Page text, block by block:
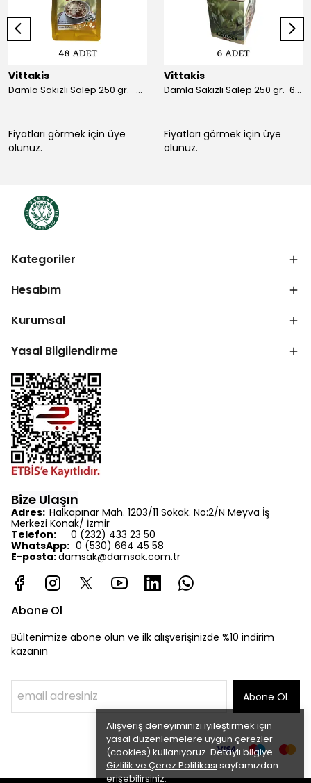
Alışveriş deneyiminizi iyileştirmek için
yasal düzenlemelere uygun çerezler
(cookies) kullanıyoruz. Detaylı bilgiye
Gizlilik ve Çerez Politikası sayfamızdan
erişebilirsiniz.
Vittakis
Damla Sakızlı Salep 250 gr.- Koli İçi 48'li (250 gr x 6 Ad x 8 )
Fiyatları görmek için üye
olunuz.
Vittakis
Damla Sakızlı Salep 250 gr.-6 lı Paket
Fiyatları görmek için üye
olunuz.
Kategoriler
Hesabım
Kurumsal
Yasal Bilgilendirme
Bize Ulaşın
Adres: Halkapınar Mah. 1203/11 Sokak. No:2/N Meyva İş
Merkezi Konak/ İzmir
Telefon: 0 (232) 433 23 50
WhatsApp: 0 (530) 664 45 58
E-posta:damsak@damsak.com.tr
Abone Ol
Bültenimize abone olun ve ilk alışverişinizde %10 indirim
kazanın
Abone OL